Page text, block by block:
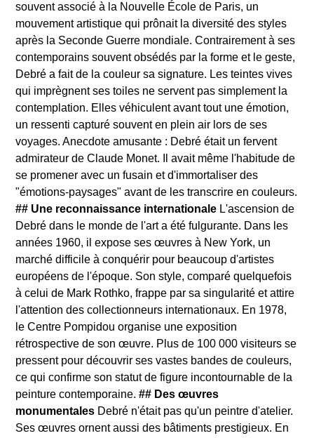
souvent associé à la Nouvelle École de Paris, un
mouvement artistique qui prônait la diversité des styles
après la Seconde Guerre mondiale. Contrairement à ses
contemporains souvent obsédés par la forme et le geste,
Debré a fait de la couleur sa signature. Les teintes vives
qui imprègnent ses toiles ne servent pas simplement la
contemplation. Elles véhiculent avant tout une émotion,
un ressenti capturé souvent en plein air lors de ses
voyages. Anecdote amusante : Debré était un fervent
admirateur de Claude Monet. Il avait même l'habitude de
se promener avec un fusain et d'immortaliser des
"émotions-paysages" avant de les transcrire en couleurs.
## Une reconnaissance internationale L'ascension de
Debré dans le monde de l'art a été fulgurante. Dans les
années 1960, il expose ses œuvres à New York, un
marché difficile à conquérir pour beaucoup d'artistes
européens de l'époque. Son style, comparé quelquefois
à celui de Mark Rothko, frappe par sa singularité et attire
l'attention des collectionneurs internationaux. En 1978,
le Centre Pompidou organise une exposition
rétrospective de son œuvre. Plus de 100 000 visiteurs se
pressent pour découvrir ses vastes bandes de couleurs,
ce qui confirme son statut de figure incontournable de la
peinture contemporaine.## Des œuvres
monumentales Debré n'était pas qu'un peintre d'atelier.
Ses œuvres ornent aussi des bâtiments prestigieux. En